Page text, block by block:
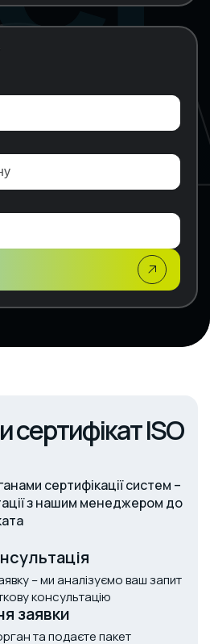
сертифікат ISO
сертифікації систем –
з нашим менеджером до
– ми аналізуємо ваш запит
консультацію
заявки
та подаєте пакет